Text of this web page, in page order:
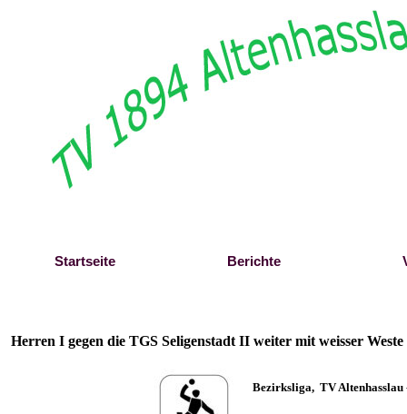
Startseite Berichte
Herren I gegen die TGS Seligenstadt II weiter mit weisser Weste
Bezirksliga, TV Altenhasslau